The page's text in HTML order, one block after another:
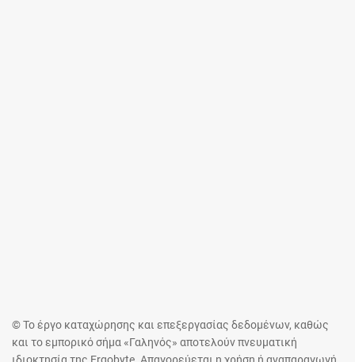
© Το έργο καταχώρησης και επεξεργασίας δεδομένων, καθώς
και το εμπορικό σήμα «Γαληνός» αποτελούν πνευματική
ιδιοκτησία της Ergobyte. Απαγορεύεται η χρήση ή αναπαραγωγή